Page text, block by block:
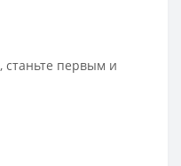
станьте первым и